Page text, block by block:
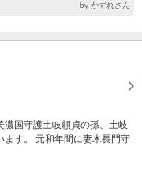
by かずれさん
濃国守護土岐頼貞の孫、土岐
ます。 元和年間に妻木長門守